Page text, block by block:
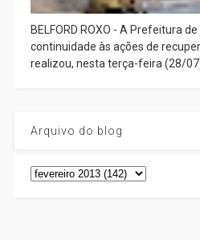
BELFORD ROXO - A Prefeitura
continuidade às ações de
realizou, nesta terça-feira (28/
Arquivo do blog